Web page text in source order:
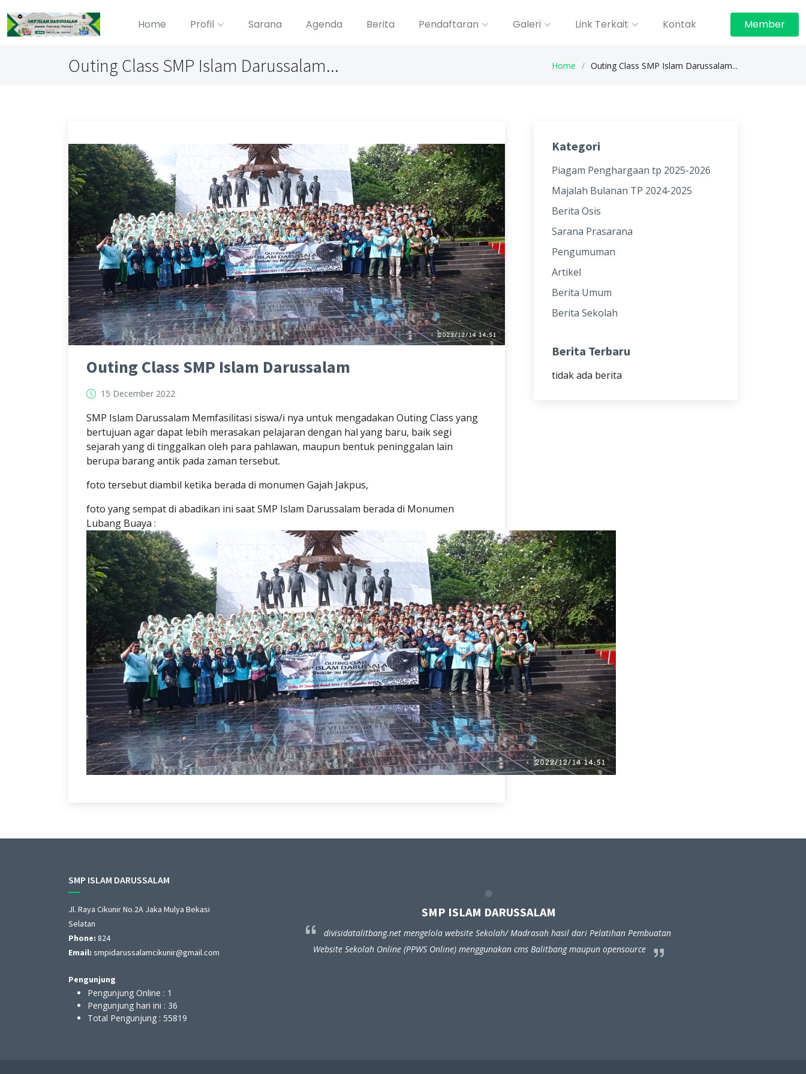
Home Profil Sarana Agenda Berita Pendaftaran Galeri Link Terkait Kontak Member
Outing Class SMP Islam Darussalam... Home Outing Class SMP Islam Darussalam...
Outing Class SMP Islam Darussalam
15 December 2022
SMP Islam Darussalam Memfasilitasi siswa/i nya untuk mengadakan Outing Class yang
bertujuan agar dapat lebih merasakan pelajaran dengan hal yang baru, baik segi
sejarah yang di tinggalkan oleh para pahlawan, maupun bentuk peninggalan lain
berupa barang antik pada zaman tersebut.
foto tersebut diambil ketika berada di monumen Gajah Jakpus,
foto yang sempat di abadikan ini saat SMP Islam Darussalam berada di Monumen
Lubang Buaya :
Kategori
Piagam Penghargaan tp 2025-2026
Majalah Bulanan TP 2024-2025
Berita Osis
Sarana Prasarana
Pengumuman
Artikel
Berita Umum
Berita Sekolah
Berita Terbaru
tidak ada berita
SMP ISLAM DARUSSALAM
Jl. Raya Cikunir No.2A Jaka Mulya Bekasi
Selatan
Phone: 824
Email: smpidarussalamcikunir@gmail.com
Pengunjung
Pengunjung Online : 1
Pengunjung hari ini : 36
Total Pengunjung : 55819
hasil dari Pelatihan Pembuatan
maupun opensource
SMP ISLAM DARUSSALAM
divisidatalitbang.net mengelola website Sekolah/ Madrasah hasil dari Pelatihan Pembuatan
Website Sekolah Online (PPWS Online) menggunakan cms Balitbang maupun opensource